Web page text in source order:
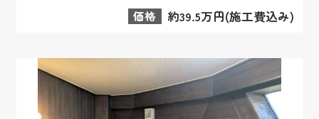
価格 約39.5万円(施工費込み)